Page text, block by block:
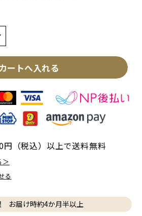
カートへ入れる
（税込）以上で送料無料
＞
る
お届け時約4か月半以上